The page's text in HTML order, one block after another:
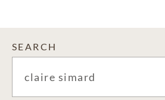
SEARCH